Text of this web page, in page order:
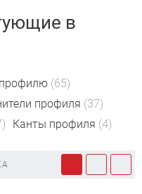
в
(65)
профиля (37)
Канты профиля (4)